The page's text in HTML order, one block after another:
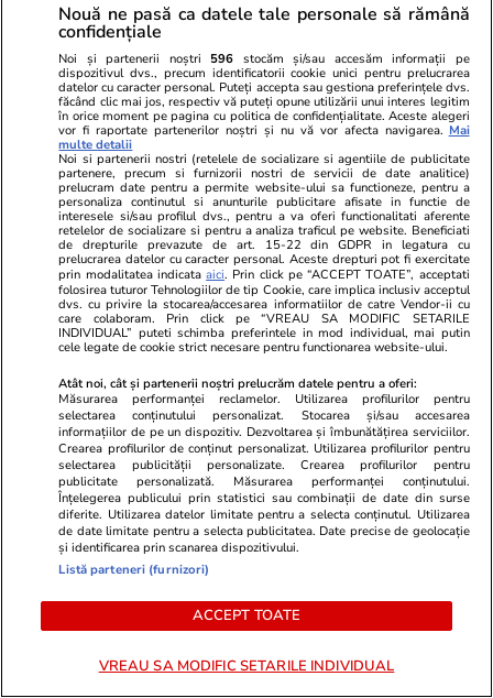
PARTENERI
ZiaruldeIasi.ro
Motivul interesant pentru care o
elevă din rural cu o medie de top
la Evaluarea Națională a ales un
liceu tehnologic. „Este o
nebuloasă și pentru noi”
Fanatik.ro
Marius
Ratarea
de la Auda
ULTIMELE ȘTIRI
Muzică și Filme 00:18
5 știri – Filme și seriale: Unde puteţi vedea
„Diavolul se îmbracă de la Prada 2” | Când
Nouă ne pasă ca datele tale personale să rămână
confidențiale
Noi și partenerii noștri 596 stocăm și/sau accesăm informații pe
dispozitivul dvs., precum identificatorii cookie unici pentru prelucrarea
datelor cu caracter personal. Puteți accepta sau gestiona preferințele dvs.
făcând clic mai jos, respectiv vă puteți opune utilizării unui interes legitim
în orice moment pe pagina cu politica de confidențialitate. Aceste alegeri
vor fi raportate partenerilor noștri și nu vă vor afecta navigarea. Mai
multe detalii
Noi si partenerii nostri (retelele de socializare si agentiile de publicitate
partenere, precum si furnizorii nostri de servicii de date analitice)
prelucram date pentru a permite website-ului sa functioneze, pentru a
personaliza continutul si anunturile publicitare afisate in functie de
interesele si/sau profilul dvs., pentru a va oferi functionalitati aferente
retelelor de socializare si pentru a analiza traficul pe website. Beneficiati
de drepturile prevazute de art. 15-22 din GDPR in legatura cu
prelucrarea datelor cu caracter personal. Aceste drepturi pot fi exercitate
prin modalitatea indicataaici. Prin click pe “ACCEPT TOATE”, acceptati
folosirea tuturor Tehnologiilor de tip Cookie, care implica inclusiv acceptul
dvs. cu privire la stocarea/accesarea informatiilor de catre Vendor-ii cu
care colaboram. Prin click pe “VREAU SA MODIFIC SETARILE
INDIVIDUAL” puteti schimba preferintele in mod individual, mai putin
cele legate de cookie strict necesare pentru functionarea website-ului.
Atât noi, cât și partenerii noștri prelucrăm datele pentru a oferi:
Măsurarea performanței reclamelor. Utilizarea profilurilor pentru
selectarea conținutului personalizat. Stocarea și/sau accesarea
informațiilor de pe un dispozitiv. Dezvoltarea și îmbunătățirea serviciilor.
Crearea profilurilor de conținut personalizat. Utilizarea profilurilor pentru
selectarea publicității personalizate. Crearea profilurilor pentru
publicitate personalizată. Măsurarea performanței conținutului.
Înțelegerea publicului prin statistici sau combinații de date din surse
diferite. Utilizarea datelor limitate pentru a selecta conținutul. Utilizarea
de date limitate pentru a selecta publicitatea. Date precise de geolocație
și identificarea prin scanarea dispozitivului.
Listă parteneri (furnizori)
ACCEPT TOATE
VREAU SA MODIFIC SETARILE INDIVIDUAL